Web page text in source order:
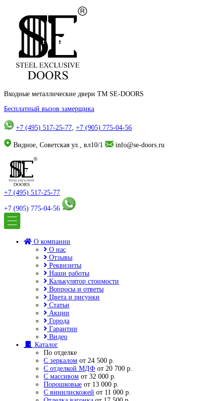
Входные металлические двери TM SE-DOORS
Бесплатный вызов замерщика
+7 (495) 517-25-77, +7 (905) 775-04-56
Видное, Советская ул., вл10/1 info@se-doors.ru
+7 (495) 517-25-77
+7 (905) 775-04-56
О компании
О нас
Отзывы
Реквизиты
Наши работы
Калькулятор стоимости
Вопросы и ответы
Цвета и рисунки
Статьи
Акции
Города
Гарантии
Видео
Каталог
По отделке
С зеркалом от 24 500 р.
С отделкой МДФ от 20 700 р.
С массивом от 32 000 р.
Порошковые от 13 000 р.
С винилискожей от 11 000 р.